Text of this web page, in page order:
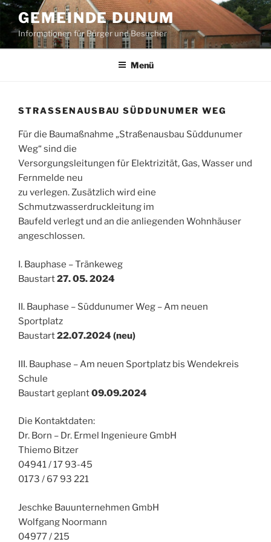
Zum
Inhalt
springen
GEMEINDE DUNUM
Informationen für Bürger und Besucher
Menü
STRASSENAUSBAU SÜDDUNUMER WEG
Für die Baumaßnahme „Straßenausbau Süddunumer
Weg“ sind die
Versorgungsleitungen für Elektrizität, Gas, Wasser und
Fernmelde neu
zu verlegen. Zusätzlich wird eine
Schmutzwasserdruckleitung im
Baufeld verlegt und an die anliegenden Wohnhäuser
angeschlossen.
I. Bauphase – Tränkeweg
Baustart27. 05. 2024
II. Bauphase – Süddunumer Weg – Am neuen
Sportplatz
Baustart22.07.2024 (neu)
III. Bauphase – Am neuen Sportplatz bis Wendekreis
Schule
Baustart geplant09.09.2024
Die Kontaktdaten:
Dr. Born – Dr. Ermel Ingenieure GmbH
Thiemo Bitzer
04941 / 17 93-45
0173 / 67 93 221
Jeschke Bauunternehmen GmbH
Wolfgang Noormann
04977 / 215